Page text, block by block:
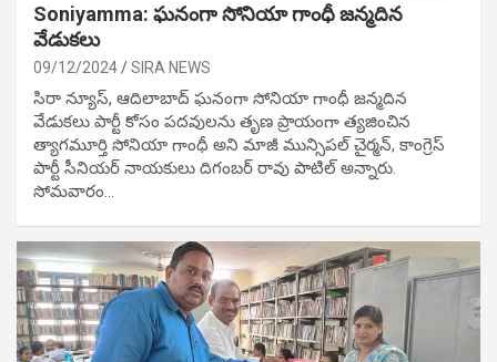
Soniyamma: ఘ‌నంగా సోనియా గాంధీ జ‌న్మ‌దిన
వేడుక‌లు
09/12/2024 SIRA NEWS
సిరా న్యూస్, ఆదిలాబాద్ ఘ‌నంగా సోనియా గాంధీ జ‌న్మ‌దిన
వేడుక‌లు పార్టీ కోసం ప‌ద‌వుల‌ను తృణ ప్రాయంగా త్య‌జించిన
త్యాగమూర్తి సోనియా గాంధీ అని మాజీ మున్సిప‌ల్ చైర్మ‌న్, కాంగ్రెస్
పార్టీ సీనియ‌ర్ నాయ‌కులు దిగంబ‌ర్ రావు పాటిల్ అన్నారు.
సోమవారం…